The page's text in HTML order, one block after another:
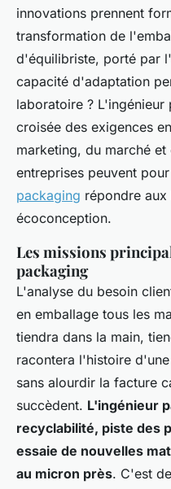
innovations prennent
transformation de
d'équilibriste, porté par
capacité d'adaptation
laboratoire ? L'ingénieur
croisée des exigences
marketing, du marché
entreprises peuvent pour
packaging répondre
écoconception.
Les missions
packaging
L'analyse du besoin
en emballage tous les
tiendra dans la main,
racontera l'histoire
sans alourdir la facture
succèdent. L'ingénieur
recyclabilité, piste des
essaie de nouvelles
au micron près. C'est